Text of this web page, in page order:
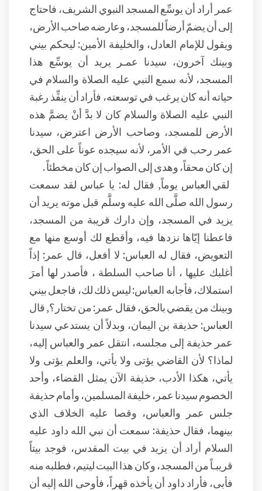
عمر أراد أن يوسِّع المسجد النبوي الشريف، فاحتاج
إلى أن يضمّ أرضاً للمسجد، وعارضه صاحب الأرض،
ويقول للإمام العادل، والخليفة الأمين: ليحكم بيني
وبينك آخرون، سيدنا عمـر يريد أن يوسِّع هذا
المسجد، لأنه سمع النبي عليه الصلاة والسلام في
حياته أنه كان يرغب في توسعته، فأراد أن ينفِّذ رغبة
النبي عليه الصلاة والسلام كان لا بدَّ أنْ يضمَّ هذه
الأرض للمسجد، وصاحب الأرض اعترض، سيدنا
عمر رحب في الأمر، لأنه سيجده عوناً على الحق،
إن كان محقاً، وهدى إلى الصواب إن كان مخطئاً .
لقي العباس يوماً, فقال له: يا عباس لقد سمعت
رسول الله صلَّى الله عليه وسلَّم قبل موته يريد أن
يزيد في المسجد، وإن دارك قريبة من المسجد،
فاعطنا إيّاها نزدها فيه، وأقطع لك أوسع منها مع
التعويض، فقال له العباس: لا أفعل، قال عمر: إذاً
أغلبك عليها ، أنا صاحب السلطة ، فأصدر لها أمرَ
استملاك، فأجابه العباس: ليس ذلك لك، فاجعل بيني
وبينك من يقضي بالحق، فقال عمر: من تختار؟, قال
العباس: حذيفة بن اليمان، وبدلاً أن يستدعي سيدنا
عمر حذيفة إلى مجلسه، انتقل عمر والعباس إليه،
لماذا؟ لأن القاضي يؤتى ولا يأتي، والعلم يؤتى ولا
يأتي، هكذا الأدب، حذيفة الآن يمثل القضاء، وأحد
الخصوم سيدنا عمر، خليفة المسلمين، وأمام حذيفة
جلس عمر والعباس، وقصا عليه الخلاف الذي
بينهما، فقال حذيفة: سمعت أن نبي الله داود عليه
السلام أراد أن يزيد في بيت المقدس، فوجد بيتاً
قريبـاً من المسجد، وكان هذا البيت ليتيم، فطلبه منه
فأبى، فأراد داود أن يأخذه قهراً، فأوحى الله إليه أن